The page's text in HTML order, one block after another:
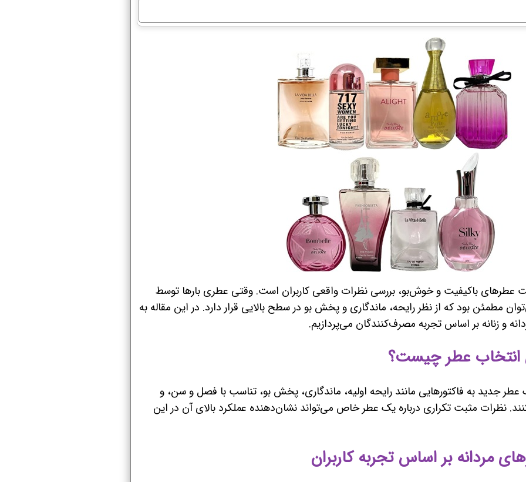
عطرهای باکیفیت و خوش‌بو، بررسی نظرات واقعی کاربران است. وقتی عطری بارها توسط
مطمئن بود که از نظر رایحه، ماندگاری و پخش بو در سطح بالایی قرار دارد. در این مقاله به
و زنانه بر اساس تجربه مصرف‌کنندگان می‌پردازیم.
جدید به فاکتورهایی مانند رایحه اولیه، ماندگاری، پخش بو، تناسب با فصل و سن، و
نظرات مثبت تکراری درباره یک عطر خاص می‌تواند نشان‌دهنده عملکرد بالای آن در این